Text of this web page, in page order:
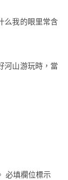
我的眼里常含
河山游玩時，當
必填欄位標示